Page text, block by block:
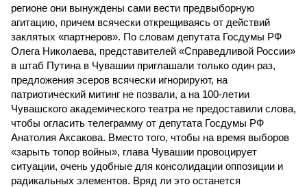
регионе они вынуждены сами вести предвыборную
агитацию, причем всячески открещиваясь от действий
заклятых «партнеров». По словам депутата Госдумы РФ
Олега Николаева, представителей «Справедливой России»
в штаб Путина в Чувашии приглашали только один раз,
предложения эсеров всячески игнорируют, на
патриотический митинг не позвали, а на 100-летии
Чувашского академического театра не предоставили слова,
чтобы огласить телеграмму от депутата Госдумы РФ
Анатолия Аксакова. Вместо того, чтобы на время выборов
«зарыть топор войны», глава Чувашии провоцирует
ситуации, очень удобные для консолидации оппозиции и
радикальных элементов. Вряд ли это останется